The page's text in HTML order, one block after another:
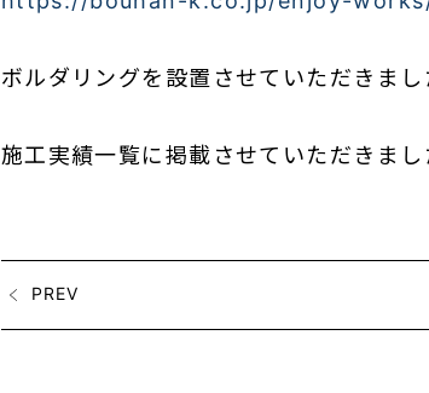
ボルダリングを設置させていただきまし
施工実績一覧に掲載させていただきまし
PREV